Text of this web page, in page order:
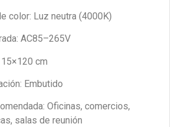
color: Luz neutra (4000K)
AC85–265V
cm
Embutido
Oficinas, comercios,
salas de reunión